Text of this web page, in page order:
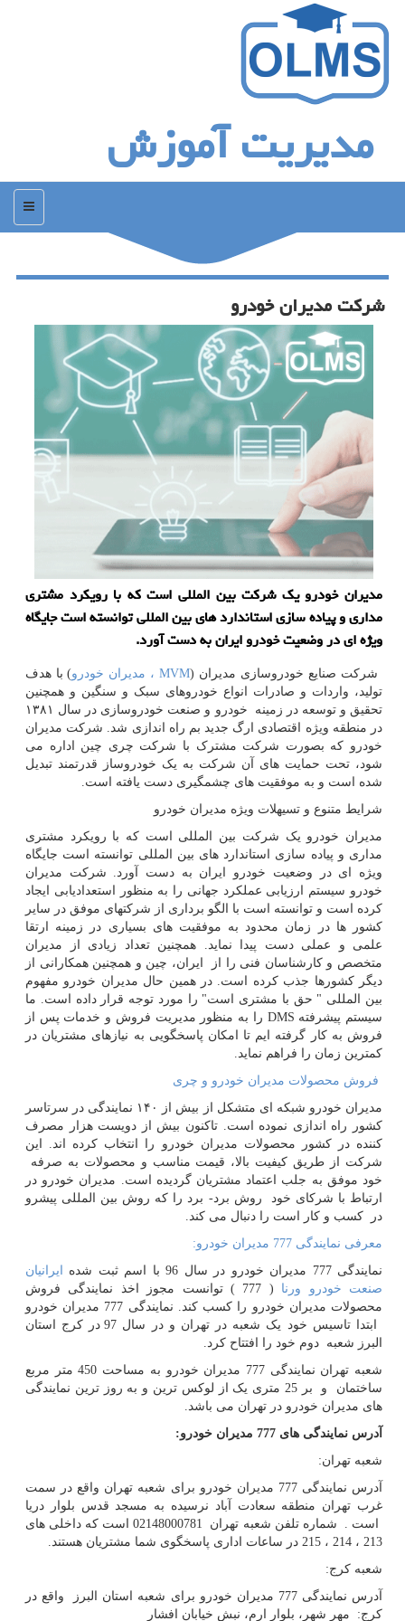
مدیریت آموزش
منو
شركت مدیران خودرو
مدیران خودرو یك شركت بین المللی است كه با رویكرد مشتری
مداری و پیاده سازی استاندارد های بین المللی توانسته است جایگاه
ویژه ای در وضعیت خودرو ایران به دست آورد.
شرکت صنایع خودروسازی مدیران (MVM ، مدیران خودرو
) با هدف
تولید، واردات و صادرات انواع خودروهای سبک و سنگین و همچنین
تحقیق و توسعه در زمینه خودرو و صنعت خودروسازی در سال ۱۳۸۱
در منطقه ویژه اقتصادی ارگ جدید بم راه اندازی شد. شرکت مدیران
خودرو که بصورت شرکت مشترک با شرکت چری چین اداره می
شود، تحت حمایت های آن شرکت به یک خودروساز قدرتمند تبدیل
شده است و به موفقیت های چشمگیری دست یافته است.
شرایط متنوع و تسیهلات ویژه مدیران خودرو
مدیران خودرو یک شرکت بین المللی است که با رویکرد مشتری
مداری و پیاده سازی استاندارد های بین المللی توانسته است جایگاه
ویژه ای در وضعیت خودرو ایران به دست آورد. شرکت مدیران
خودرو سیستم ارزیابی عملکرد جهانی را به منظور استعدادیابی ایجاد
کرده است و توانسته است با الگو برداری از شرکتهای موفق در سایر
کشور ها در زمان محدود به موفقیت های بسیاری در زمینه ارتقا
علمی و عملی دست پیدا نماید. همچنین تعداد زیادی از مدیران
متخصص و کارشناسان فنی را از ایران، چین و همچنین همکارانی از
دیگر کشورها جذب کرده است. در همین حال مدیران خودرو مفهوم
بین المللی " حق با مشتری است" را مورد توجه قرار داده است. ما
سیستم پیشرفته DMS را به منظور مدیریت فروش و خدمات پس از
فروش به کار گرفته ایم تا امکان پاسخگویی به نیازهای مشتریان در
کمترین زمان را فراهم نماید.
فروش محصولات مدیران خودرو و چری
مدیران خودرو شبکه ای متشکل از بیش از ۱۴۰ نمایندگی در سرتاسر
کشور راه اندازی نموده است. تاکنون بیش از دویست هزار مصرف
کننده در کشور محصولات مدیران خودرو را انتخاب کرده اند. این
شرکت از طریق کیفیت بالا، قیمت مناسب و محصولات به صرفه
خود موفق به جلب اعتماد مشتریان گردیده است. مدیران خودرو در
ارتباط با شرکای خود روش برد- برد را که روش بین المللی پیشرو
در کسب و کار است را دنبال می کند.
معرفی نمایندگی 777 مدیران خودرو:
نمایندگی 777 مدیران خودرو در سال 96 با اسم ثبت شده
ایرانیان
صنعت خودرو ورنا ( 777 )توانست مجوز اخذ نمایندگی فروش
محصولات مدیران خودرو را کسب کند. نمایندگی 777 مدیران خودرو
ابتدا تاسیس خود یک شعبه در تهران و در سال 97 در کرج استان
البرز شعبه دوم خود را افتتاح کرد.
شعبه تهران نمایندگی 777 مدیران خودرو به مساحت 450 متر مربع
ساختمان و بر 25 متری یک از لوکس ترین و به روز ترین نمایندگی
های مدیران خودرو در تهران می باشد.
آدرس نمایندگی های 777 مدیران خودرو
:
شعبه تهران:
آدرس نمایندگی 777 مدیران خودرو برای شعبه تهران واقع در سمت
غرب تهران منطقه سعادت آباد نرسیده به مسجد قدس بلوار دریا
است . شماره تلفن شعبه تهران 02148000781 است که داخلی های
213 ، 214 ، 215 در ساعات اداری پاسخگوی شما مشتریان هستند.
شعبه کرج:
آدرس نمایندگی 777 مدیران خودرو برای شعبه استان البرز واقع در
کرج: مهر شهر، بلوار ارم، نبش خیابان افشار